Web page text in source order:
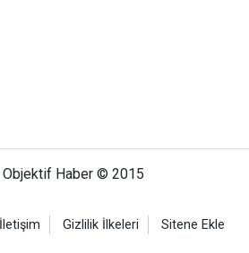
Objektif Haber © 2015
İletişim Gizlilik İlkeleri Sitene Ekle